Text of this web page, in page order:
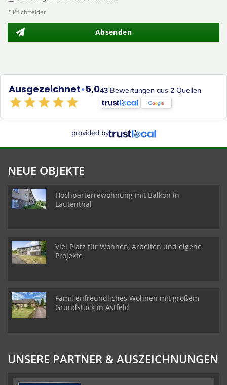
* Pflichtfelder
Absenden
Ausgezeichnet•5,043 Bewertungen aus 2 Quellen
provided by
NEUE OBJEKTE
Hochparterrewohnung mit Balkon in
Lautenthal
Viel Platz für Wohnen, Arbeiten und eigene
Projekte
Familienfreundliches Wohnen mit großem
Grundstück in Astfeld
UNSERE PARTNER & AUSZEICHNUNGEN